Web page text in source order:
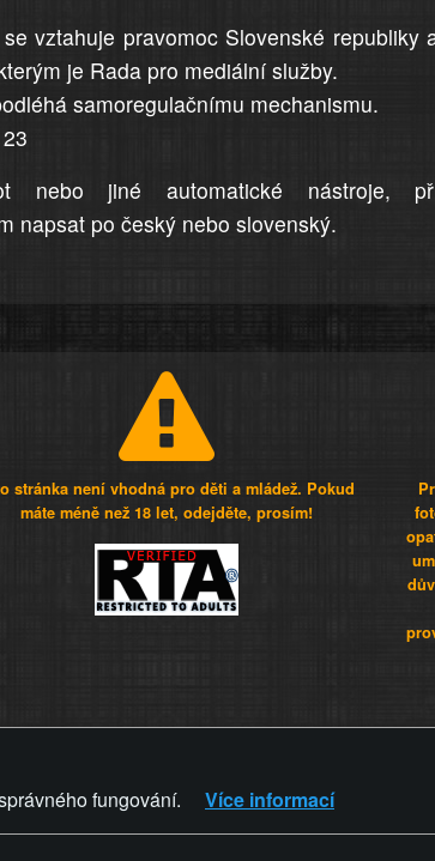
vztahuje pravomoc Slovenské republiky
je Rada pro mediální služby.
samoregulačnímu mechanismu.
nebo jiné automatické nástroje,
napsat po český nebo slovenský.
stránka není vhodná pro děti a mládež. Pokud
máte méně než 18 let, odejděte, prosím!
ZVRÁCENÝ.CZ PRAVIDLA A
fungování.
Více informací